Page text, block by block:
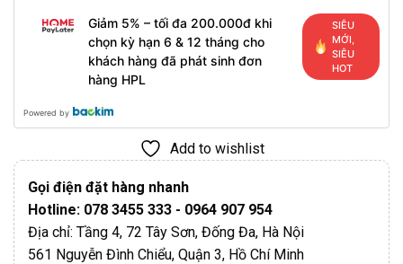
Giảm 5% – tối đa 200.000đ khi
chọn kỳ hạn 6 & 12 tháng cho
khách hàng đã phát sinh đơn
hàng HPL
SIÊU
MỚI,
SIÊU
HOT
Powered by
Add to wishlist
Gọi điện đặt hàng nhanh
Hotline: 078 3455 333 - 0964 907 954
Địa chỉ: Tầng 4, 72 Tây Sơn, Đống Đa, Hà Nội
561 Nguyễn Đình Chiểu, Quận 3, Hồ Chí Minh